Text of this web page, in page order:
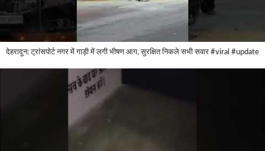
देहरादून: ट्रांसपोर्ट नगर में गाड़ी में लगी भीषण आग, सुरक्षित निकले सभी सवार #viral #update